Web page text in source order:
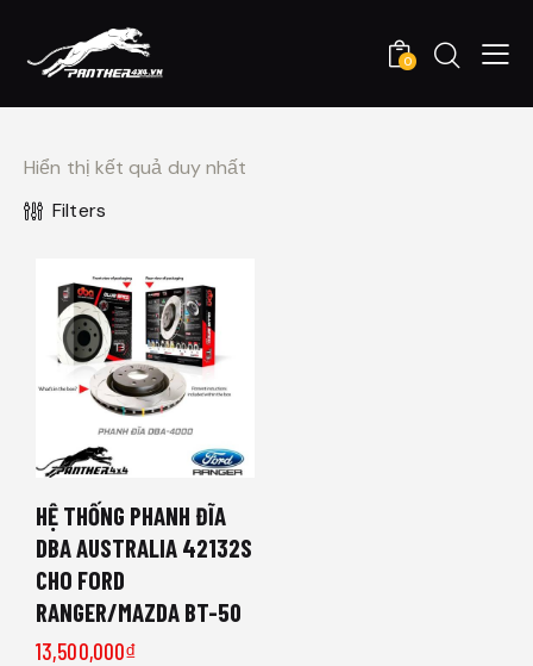
0
Hiển thị kết quả duy nhất
Filters
HỆ THỐNG PHANH ĐĨA
DBA AUSTRALIA 42132S
CHO FORD
RANGER/MAZDA BT-50
13,500,000₫